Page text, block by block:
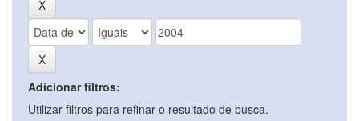
Adicionar filtros:
Utilizar filtros para refinar o resultado de busca.